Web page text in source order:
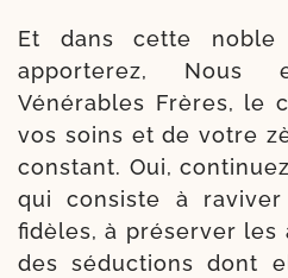
Et dans cette noble
appor­te­rez, Nous
Vénérables Frères, le
vos soins et de votre
constant. Oui,
qui consiste à
fidèles, à pré­ser­ver les
des séduc­tions dont